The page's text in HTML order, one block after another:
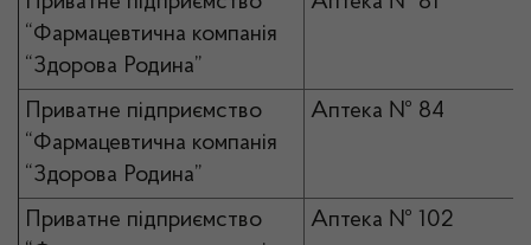
“Фармацевтична компанія
“Здорова Родина”
Приватне підприємство
“Фармацевтична компанія
“Здорова Родина”
Аптека № 84
Приватне підприємство
Аптека № 102